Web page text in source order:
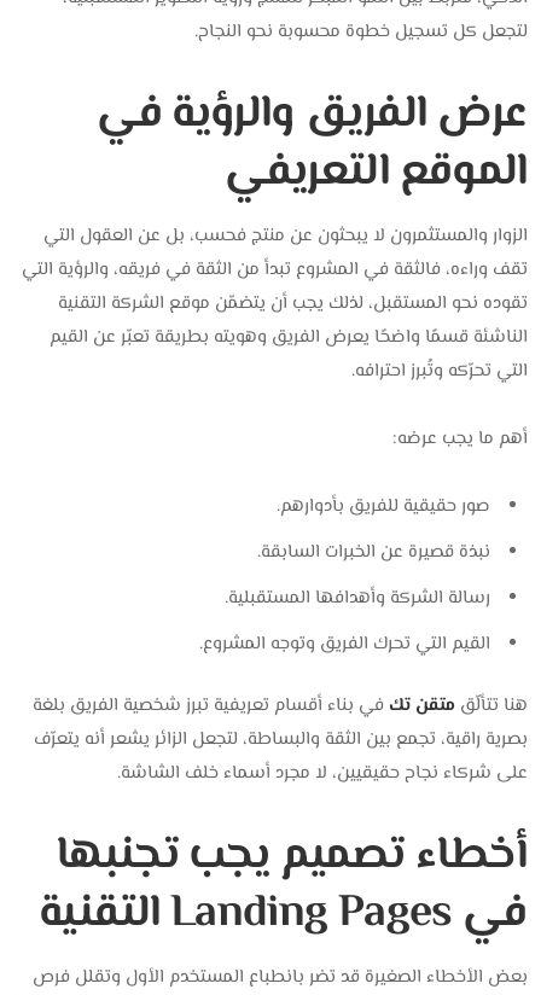
لتجعل كل تسجيل خطوة محسوبة نحو النجاح.
عرض الفريق والرؤية في
الموقع التعريفي
الزوار والمستثمرون لا يبحثون عن منتج فحسب، بل عن العقول التي
تقف وراءه، فالثقة في المشروع تبدأ من الثقة في فريقه، والرؤية التي
تقوده نحو المستقبل، لذلك يجب أن يتضمّن موقع الشركة التقنية
الناشئة قسمًا واضحًا يعرض الفريق وهويته بطريقة تعبّر عن القيم
التي تحرّكه وتُبرز احترافه.
أهم ما يجب عرضه:
صور حقيقية للفريق بأدوارهم.
نبذة قصيرة عن الخبرات السابقة.
رسالة الشركة وأهدافها المستقبلية.
القيم التي تحرك الفريق وتوجه المشروع.
هنا تتألّق متقن تك في بناء أقسام تعريفية تبرز شخصية الفريق بلغة
بصرية راقية، تجمع بين الثقة والبساطة، لتجعل الزائر يشعر أنه يتعرّف
على شركاء نجاح حقيقيين، لا مجرد أسماء خلف الشاشة.
أخطاء تصميم يجب تجنبها
في Landing Pages التقنية
بعض الأخطاء الصغيرة قد تضر بانطباع المستخدم الأول وتقلل فرص